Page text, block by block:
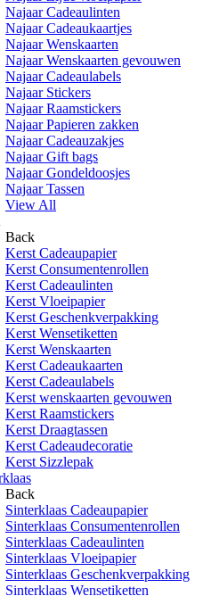
Najaar Cadeaulinten
Najaar Cadeaukaartjes
Najaar Wenskaarten
Najaar Wenskaarten gevouwen
Najaar Cadeaulabels
Najaar Stickers
Najaar Raamstickers
Najaar Papieren zakken
Najaar Cadeauzakjes
Najaar Gift bags
Najaar Gondeldoosjes
Najaar Tassen
View All
Back
Kerst Cadeaupapier
Kerst Consumentenrollen
Kerst Cadeaulinten
Kerst Vloeipapier
Kerst Geschenkverpakking
Kerst Wensetiketten
Kerst Wenskaarten
Kerst Cadeaukaarten
Kerst Cadeaulabels
Kerst wenskaarten gevouwen
Kerst Raamstickers
Kerst Draagtassen
Kerst Cadeaudecoratie
Kerst Sizzlepak
Back
Sinterklaas Cadeaupapier
Sinterklaas Consumentenrollen
Sinterklaas Cadeaulinten
Sinterklaas Vloeipapier
Sinterklaas Geschenkverpakking
Sinterklaas Wensetiketten